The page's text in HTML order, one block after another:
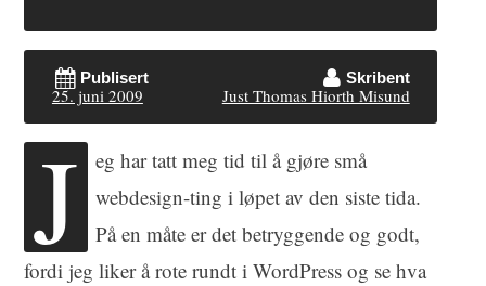
Publisert
25. juni 2009
Skribent
Just Thomas Hiorth Misund
J eg har tatt meg tid til å gjøre små
webdesign-ting i løpet av den siste tida.
På en måte er det betryggende og godt,
fordi jeg liker å rote rundt i WordPress og se hva